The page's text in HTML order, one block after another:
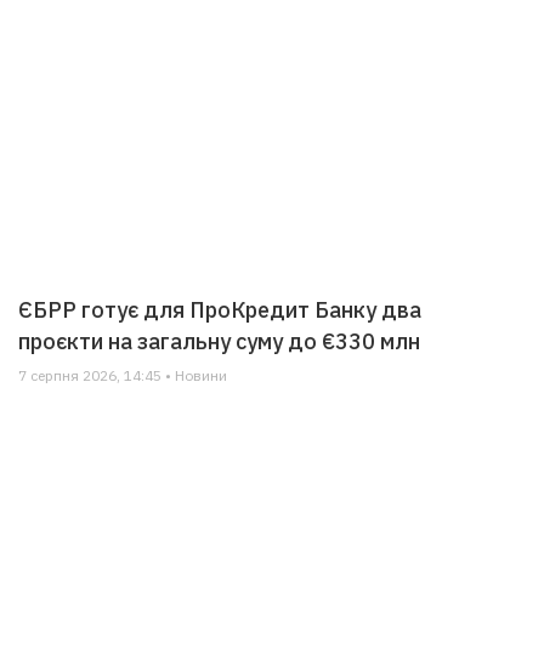
ЄБРР готує для ПроКредит Банку два
проєкти на загальну суму до €330 млн
7 серпня 2026, 14:45 • Новини